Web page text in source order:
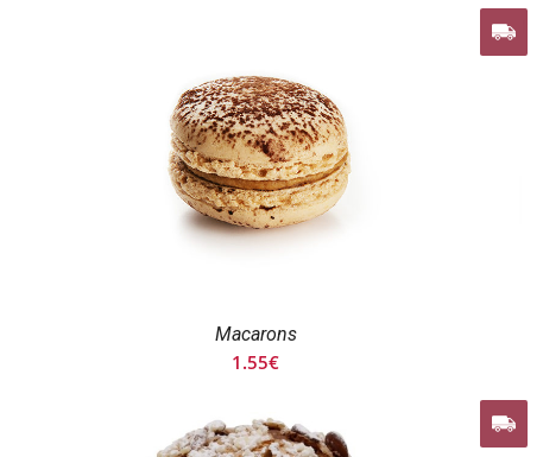
Macarons
1.55€